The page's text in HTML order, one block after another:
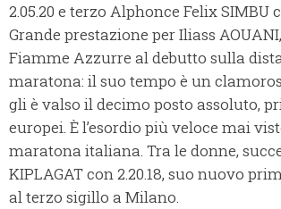
2.05.20 e terzo Alphonce Felix SIMBU
Grande prestazione per Iliass
Fiamme Azzurre al debutto sulla
maratona: il suo tempo è un
gli è valso il decimo posto assoluto,
europei. È l’esordio più veloce mai
maratona italiana. Tra le donne,
KIPLAGAT con 2.20.18, suo nuovo
al terzo sigillo a Milano.